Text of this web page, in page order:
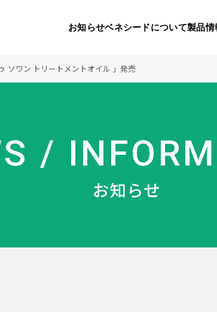
お知らせ
ベネシードについて
事業情報
お知らせベネシードについて製品情
顧問 ベネ
コンプライアンス行動指針
メディアパートナーシップ
製品のご購入について
ソワン トリートメントオイル 」発売
/
お知らせ